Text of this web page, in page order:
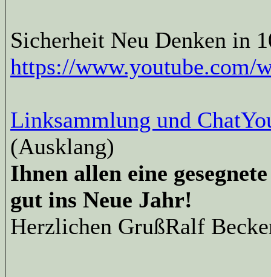
Sicherheit Neu Denken in
https://www.youtube.com/
Linksammlung und Chat
(Ausklang)
Ihnen allen eine
gut ins Neue Jahr!
Herzlichen GrußRalf